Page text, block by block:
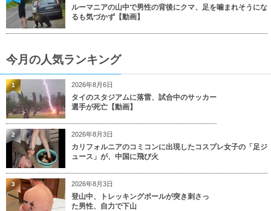
ルーマニアの山中で男性の背後にクマ、足を噛まれそうにな
るも気づかず【動画】
今月の人気ランキング
2026年8月6日
タイのスタジアムに落雷、試合中のサッカー
選手が死亡【動画】
1
2026年8月3日
カリフォルニアのコミコンに出現したコスプレ女子の「足ジ
ュース」が、中国に飛び火
2
2026年8月3日
登山中、トレッキングポールが突き刺さっ
た男性、自力で下山
3